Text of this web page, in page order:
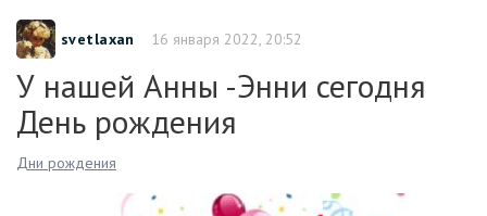
svetlaxan 16 января 2022, 20:52
У нашей Анны -Энни сегодня
День рождения
Дни рождения